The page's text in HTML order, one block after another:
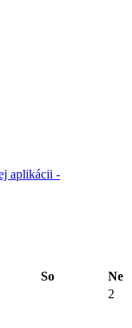
aplikácii -
So
Ne
2